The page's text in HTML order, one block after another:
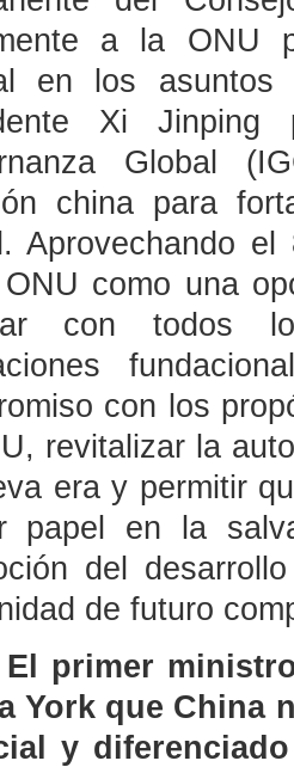
a la ONU
en los asuntos
Xi
Global
china para
Aprovechando
como una
con todos
con los
revitalizar la
era y permitir
papel en la
del
de futuro
El primer
York que China
y